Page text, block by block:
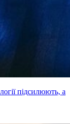
підсилюють, а